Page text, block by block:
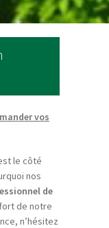
vos
le côté
nos
de
de notre
n’hésitez